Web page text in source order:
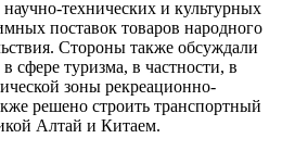
технических и культурных
поставок товаров народного
Стороны также обсуждали
сфере туризма, в частности, в
зоны рекреационно-
решено строить транспортный
Алтай и Китаем.